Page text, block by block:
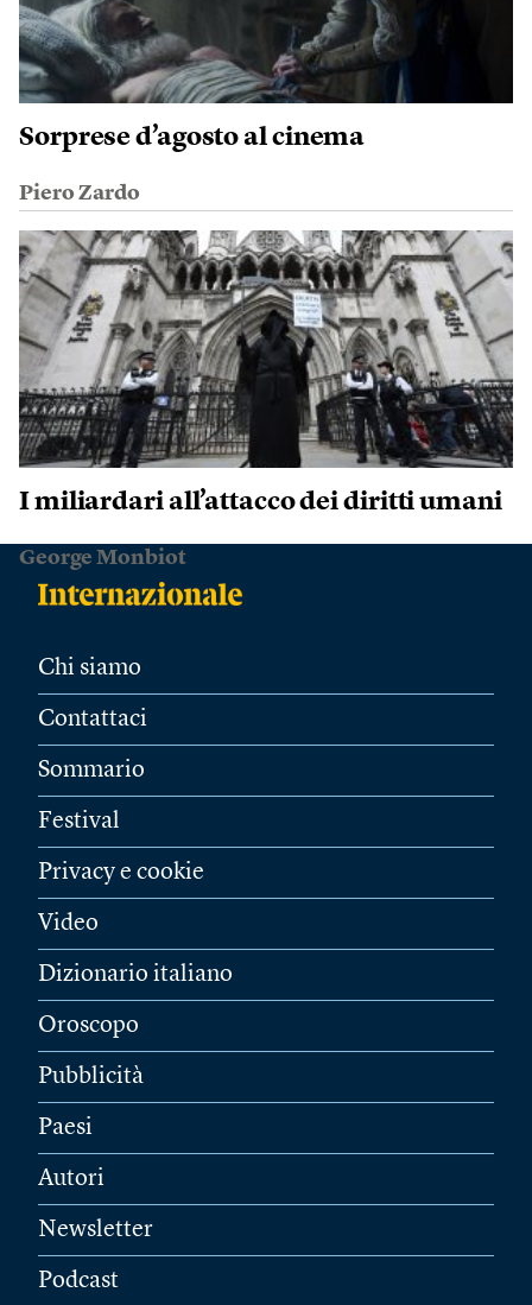
Sorprese d’agosto al cinema
Piero Zardo
I miliardari all’attacco dei diritti umani
George Monbiot
Chi siamo
Contattaci
Sommario
Festival
Privacy e cookie
Video
Dizionario italiano
Oroscopo
Pubblicità
Paesi
Autori
Newsletter
Podcast